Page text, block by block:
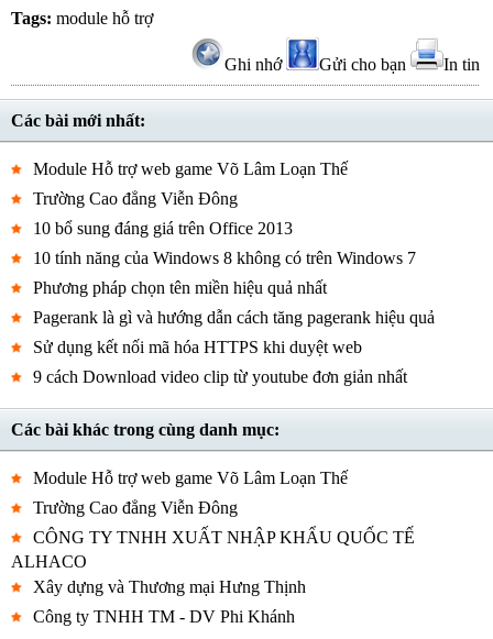
Tags: module hỗ trợ
Ghi nhớ Gửi cho bạn In tin
Các bài mới nhất:
Module Hỗ trợ web game Võ Lâm Loạn Thế
Trường Cao đẳng Viễn Đông
10 bổ sung đáng giá trên Office 2013
10 tính năng của Windows 8 không có trên Windows 7
Phương pháp chọn tên miền hiệu quả nhất
Pagerank là gì và hướng dẫn cách tăng pagerank hiệu quả
Sử dụng kết nối mã hóa HTTPS khi duyệt web
9 cách Download video clip từ youtube đơn giản nhất
Các bài khác trong cùng danh mục:
Module Hỗ trợ web game Võ Lâm Loạn Thế
Trường Cao đẳng Viễn Đông
CÔNG TY TNHH XUẤT NHẬP KHẨU QUỐC TẾ
ALHACO
Xây dựng và Thương mại Hưng Thịnh
Công ty TNHH TM - DV Phi Khánh